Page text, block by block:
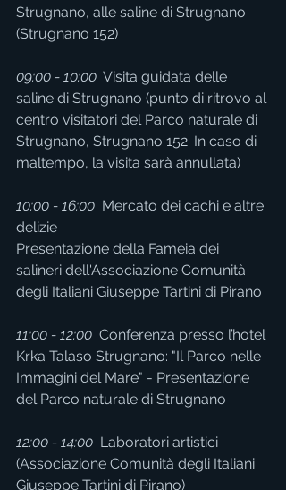
Strugnano, alle saline di Strugnano
(Strugnano 152)
09:00 - 10:00 Visita guidata delle
saline di Strugnano (punto di ritrovo al
centro visitatori del Parco naturale di
Strugnano, Strugnano 152. In caso di
maltempo, la visita sarà annullata)
10:00 - 16:00
  Mercato dei cachi e altre
delizie
Presentazione della Fameia dei
salineri dell'Associazione Comunità
degli Italiani Giuseppe Tartini di Pirano
11:00 - 12:00 Conferenza presso l’hotel
Krka Talaso Strugnano: "Il Parco nelle
Immagini del Mare" - Presentazione
del Parco naturale di Strugnano
12:00 - 14:00 Laboratori artistici
(Associazione Comunità degli Italiani
Giuseppe Tartini di Pirano)